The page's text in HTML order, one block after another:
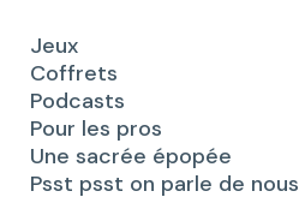
Jeux
Coffrets
Podcasts
Pour les pros
Une sacrée épopée
Psst psst on parle de nous